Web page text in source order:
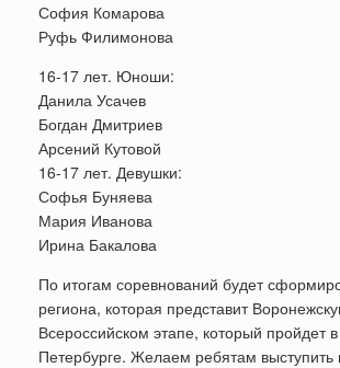
София Комарова
Руфь Филимонова
16-17 лет. Юноши:
Данила Усачев
Богдан Дмитриев
Арсений Кутовой
16-17 лет. Девушки:
Софья Буняева
Мария Иванова
Ирина Бакалова
По итогам соревнований будет
региона, которая представит
Всероссийском этапе, который пройдет
Петербурге. Желаем ребятам выступить